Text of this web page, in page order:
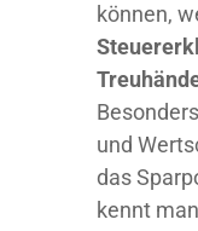
können,
und
das
kennt